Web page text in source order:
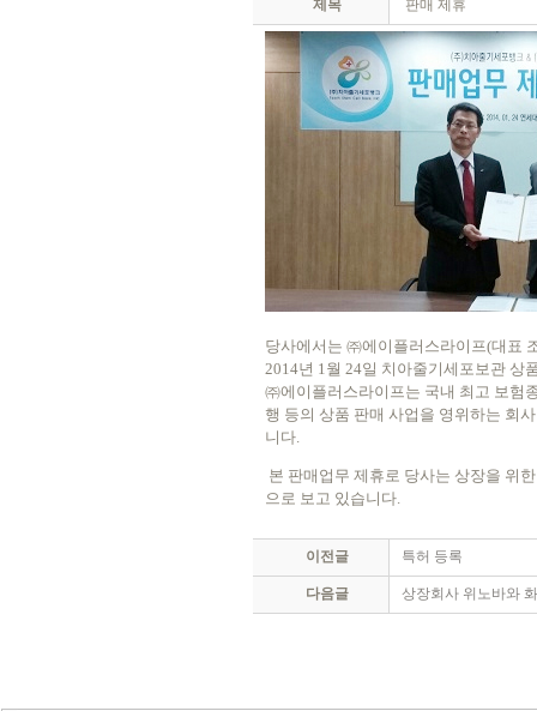
제목 판매 제휴
당사에서는 ㈜에이플러스라이프(대표
2014년 1월 24일 치아줄기세포보관 상
㈜에이플러스라이프는 국내 최고 보험
행 등의 상품 판매 사업을 영위하는 회
니다.
본 판매업무 제휴로 당사는 상장을 위
으로 보고 있습니다.
이전글 특허 등록
다음글 상장회사 위노바와